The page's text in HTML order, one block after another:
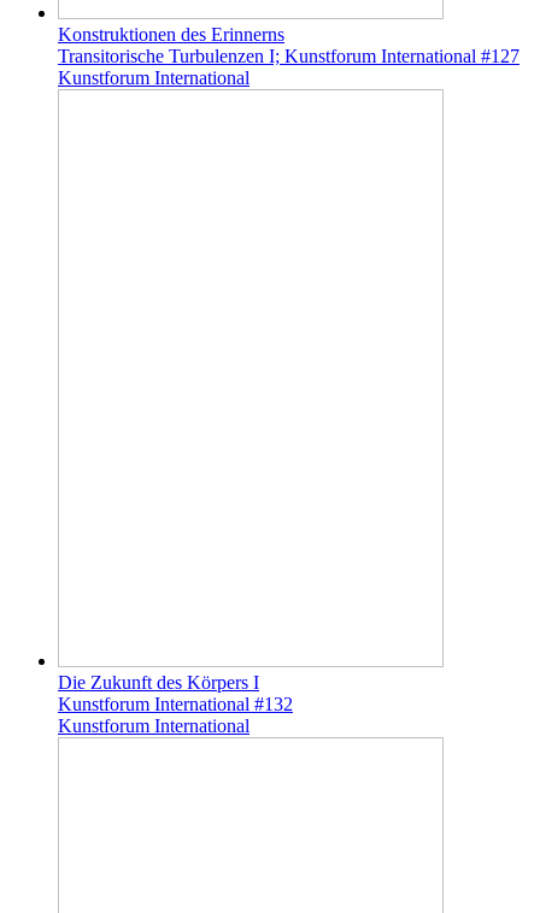
Konstruktionen des Erinnerns
Transitorische Turbulenzen I; Kunstforum International #127
Kunstforum International
Die Zukunft des Körpers I
Kunstforum International #132
Kunstforum International